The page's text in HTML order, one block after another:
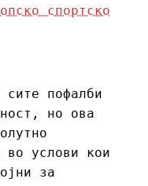
спортско
сите пофалби
но ова
во услови кои
за